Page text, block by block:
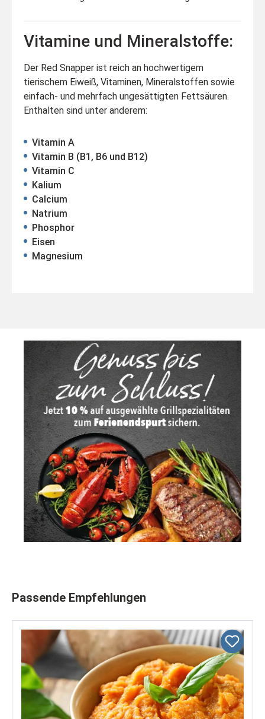
Vitamine und Mineralstoffe:
Der Red Snapper ist reich an hochwertigem
tierischem Eiweiß, Vitaminen, Mineralstoffen sowie
einfach- und mehrfach ungesättigten Fettsäuren.
Enthalten sind unter anderem:
Vitamin A
Vitamin B (B1, B6 und B12)
Vitamin C
Kalium
Calcium
Natrium
Phosphor
Eisen
Magnesium
Produktgalerie überspringen
Passende Empfehlungen